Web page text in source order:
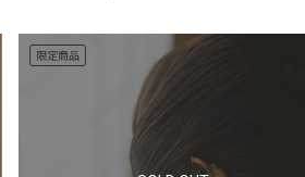
限定商品